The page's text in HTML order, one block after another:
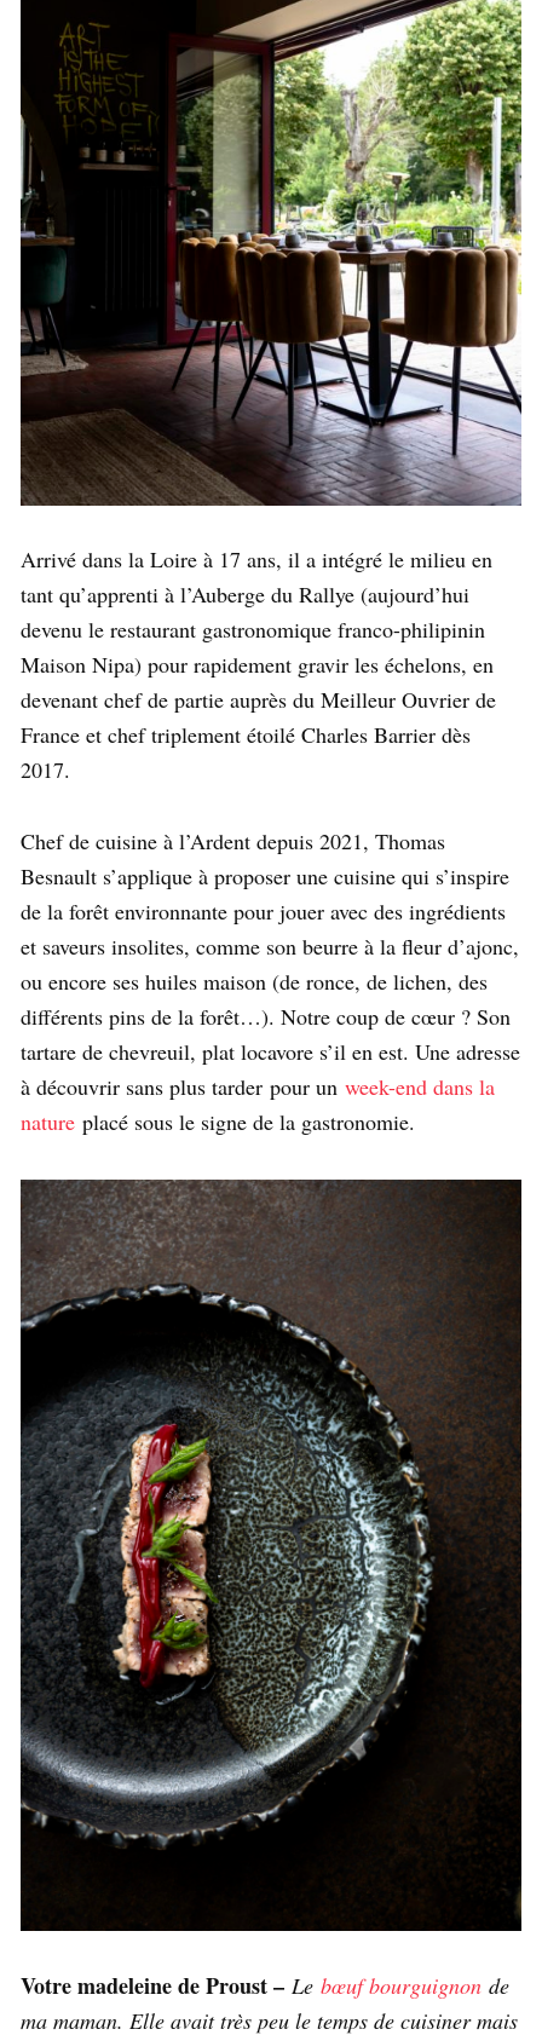
Arrivé dans la Loire à 17 ans, il a intégré le milieu en
tant qu’apprenti à l’Auberge du Rallye (aujourd’hui
devenu le restaurant gastronomique franco-philipinin
Maison Nipa) pour rapidement gravir les échelons, en
devenant chef de partie auprès du Meilleur Ouvrier de
France et chef triplement étoilé Charles Barrier dès
2017.
Chef de cuisine à l’Ardent depuis 2021, Thomas
Besnault s’applique à proposer une cuisine qui s’inspire
de la forêt environnante pour jouer avec des ingrédients
et saveurs insolites, comme son beurre à la fleur d’ajonc,
ou encore ses huiles maison (de ronce, de lichen, des
différents pins de la forêt…). Notre coup de cœur ? Son
tartare de chevreuil, plat locavore s’il en est. Une adresse
à découvrir sans plus tarder pour un week-end dans la
nature placé sous le signe de la gastronomie.
Votre madeleine de Proust – Le bœuf bourguignon de
ma maman. Elle avait très peu le temps de cuisiner mais